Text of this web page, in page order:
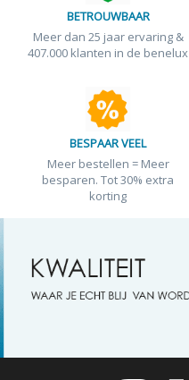
BETROUWBAAR
Meer dan 25 jaar ervaring &
407.000 klanten in de benelux
BESPAAR VEEL
Meer bestellen = Meer
besparen. Tot 30% extra
korting